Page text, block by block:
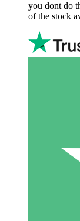
you dont do
of the stock